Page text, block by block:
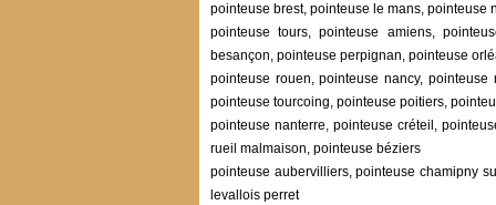
pointeuse brest, pointeuse le mans, pointeuse
pointeuse tours, pointeuse amiens,
besançon, pointeuse perpignan, pointeuse
pointeuse rouen, pointeuse nancy,
pointeuse tourcoing, pointeuse poitiers,
pointeuse nanterre, pointeuse créteil,
rueil malmaison, pointeuse béziers
pointeuse aubervilliers, pointeuse chamipny
levallois perret